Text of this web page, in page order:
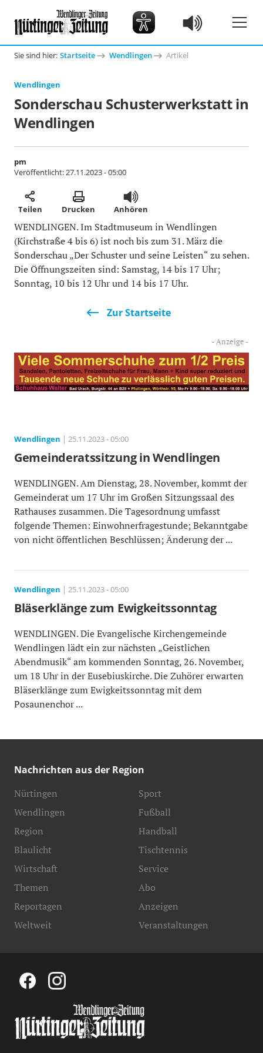
Sie sind hier: Startseite Wendlingen Artikel
Wendlingen
Sonderschau Schusterwerkstatt in
Wendlingen
pm
Veröffentlicht:27.11.2023 - 05:00
Teilen Drucken Anhören
WENDLINGEN. Im Stadtmuseum in Wendlingen
(Kirchstraße 4 bis 6) ist noch bis zum 31. März die
Sonderschau „Der Schuster und seine Leisten“ zu sehen.
Die Öffnungszeiten sind: Samstag, 14 bis 17 Uhr;
Sonntag, 10 bis 12 Uhr und 14 bis 17 Uhr.
Zur Startseite
Wendlingen | 25.11.2023 - 05:00
Gemeinderatssitzung in Wendlingen
WENDLINGEN. Am Dienstag, 28. November, kommt der
Gemeinderat um 17 Uhr im Großen Sitzungssaal des
Rathauses zusammen. Die Tagesordnung umfasst
folgende Themen: Einwohnerfragestunde; Bekanntgabe
von nicht öffentlichen Beschlüssen; Änderung der ...
Wendlingen | 25.11.2023 - 05:00
Bläserklänge zum Ewigkeitssonntag
WENDLINGEN. Die Evangelische Kirchengemeinde
Wendlingen lädt ein zur nächsten „Geistlichen
Abendmusik“ am kommenden Sonntag, 26. November,
um 18 Uhr in der Eusebiuskirche. Die Zuhörer erwarten
Bläserklänge zum Ewigkeitssonntag mit dem
Posaunenchor ...
Nachrichten aus der Region
Nürtingen
Wendlingen
Region
Blaulicht
Sport
Fußball
Handball
Tischtennis
Wirtschaft
Themen
Reportagen
Weltweit
Service
Abo
Anzeigen
Veranstaltungen